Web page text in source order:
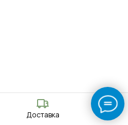
Доставка